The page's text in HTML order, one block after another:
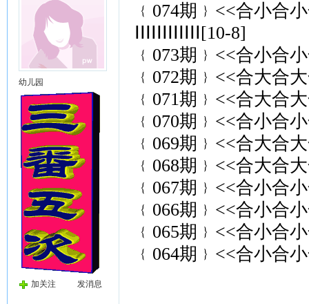
幼儿园
加关注 发消息
﹛074期﹜<<合小合
ⅠⅠⅠⅠⅠⅠⅠⅠⅠⅠⅠⅠ[10-8]
﹛073期﹜<<合小合
﹛072期﹜<<合大合
﹛071期﹜<<合大合
﹛070期﹜<<合小合
﹛069期﹜<<合大合
﹛068期﹜<<合大合
﹛067期﹜<<合小合
﹛066期﹜<<合小合
﹛065期﹜<<合小合
﹛064期﹜<<合小合